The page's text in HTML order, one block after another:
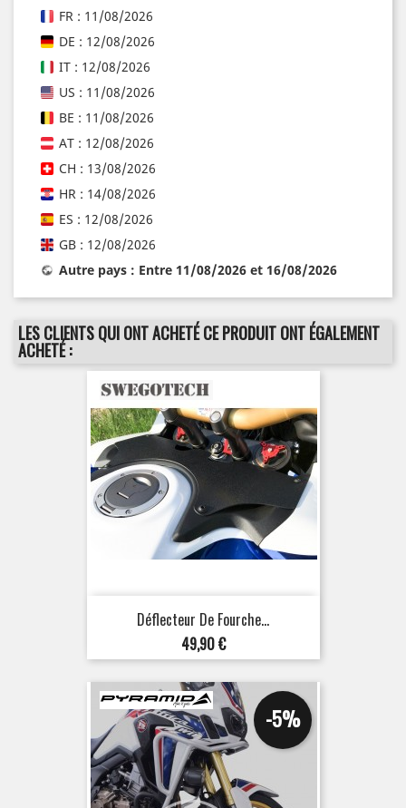
FR : 11/08/2026
DE : 12/08/2026
IT : 12/08/2026
US : 11/08/2026
BE : 11/08/2026
AT : 12/08/2026
CH : 13/08/2026
HR : 14/08/2026
ES : 12/08/2026
GB : 12/08/2026
Autre pays : Entre 11/08/2026 et 16/08/2026
LES CLIENTS QUI ONT ACHETÉ CE PRODUIT ONT ÉGALEMENT
ACHETÉ :
Déflecteur De Fourche...
Prix
49,90 €
-5%